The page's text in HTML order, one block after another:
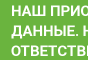
НАШ
ДАННЫЕ.